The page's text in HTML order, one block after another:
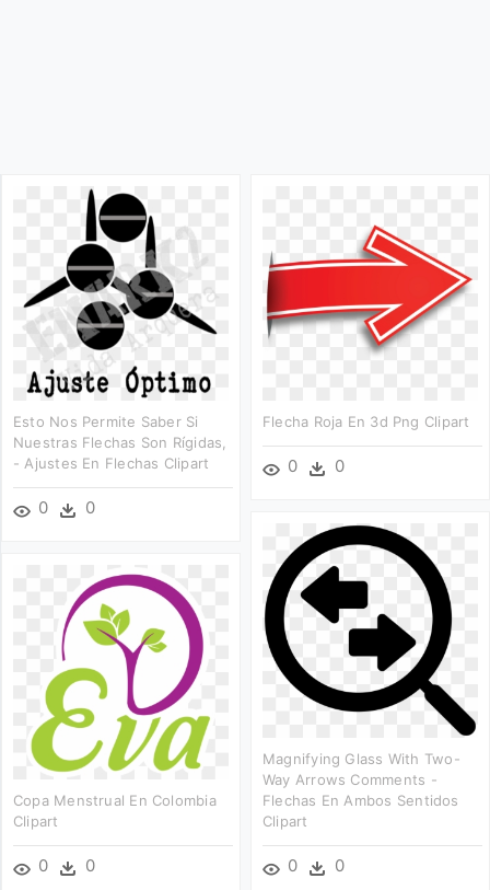
Esto Nos Permite Saber Si
Nuestras Flechas Son Rígidas,
- Ajustes En Flechas Clipart
0 0
Flecha Roja En 3d Png Clipart
0 0
Magnifying Glass With Two-
Way Arrows Comments -
Flechas En Ambos Sentidos
Clipart
0 0
Copa Menstrual En Colombia
Clipart
0 0